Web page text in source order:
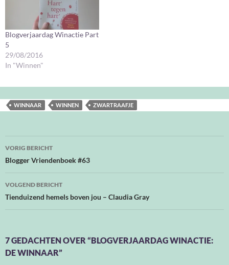
Blogverjaardag Winactie Part
5
29/08/2016
In "Winnen"
WINNAAR WINNEN ZWARTRAAFJE
Bericht
navigatie
VORIG BERICHT
Blogger Vriendenboek #63
VOLGEND BERICHT
Tienduizend hemels boven jou – Claudia Gray
7 GEDACHTEN OVER “BLOGVERJAARDAG WINACTIE:
DE WINNAAR”